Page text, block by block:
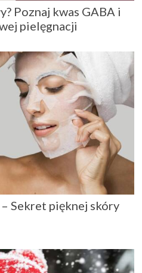
Poznaj kwas GABA i
pielęgnacji
Sekret pięknej skóry